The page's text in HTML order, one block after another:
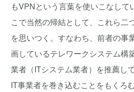
もVPNという言葉を使いこなして
こで当然の帰結として、これら二
を思いつく。すなわち、前者の事
画しているテレワークシステム構
業者（ITシステム業者）を推薦し
IT事業者を巻き込むことをもくろ